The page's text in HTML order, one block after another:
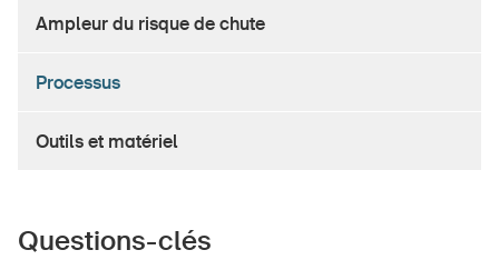
Contact et conseils
Points de contact cantonaux
Ampleur du risque de chute
Processus
Outils et matériel
Questions-clés